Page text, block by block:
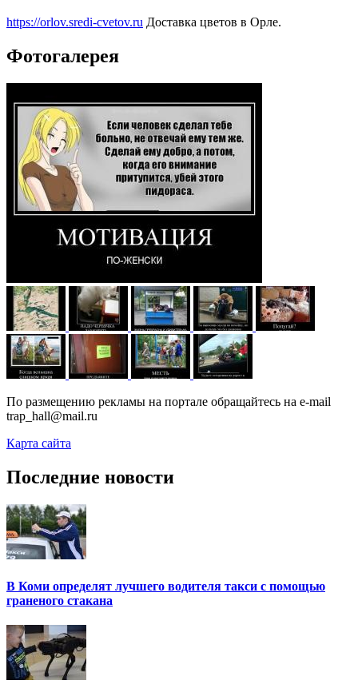
https://orlov.sredi-cvetov.ru Доставка цветов в Орле.
Фотогалерея
По размещению рекламы на портале обращайтесь на e-mail
trap_hall@mail.ru
Карта сайта
Последние новости
В Коми определят лучшего водителя такси с помощью
граненого стакана